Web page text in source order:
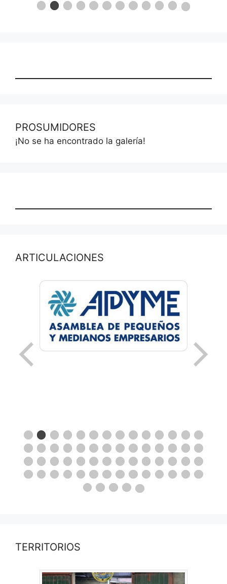
PROSUMIDORES
¡No se ha encontrado la galería!
ARTICULACIONES
TERRITORIOS